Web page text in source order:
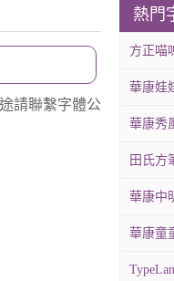
請聯繫字體公
熱門
方正喵
華康娃
華康秀
田氏方
華康中
華康童